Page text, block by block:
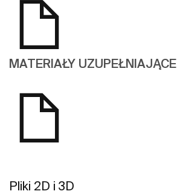
MATERIAŁY UZUPEŁNIAJĄCE
Pliki 2D i 3D